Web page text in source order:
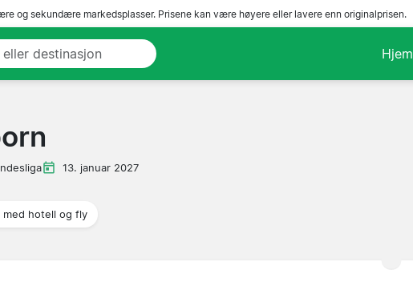
og sekundære markedsplasser. Prisene kan være høyere eller lavere enn originalprisen.
Hjem
13. januar 2027
med hotell og fly